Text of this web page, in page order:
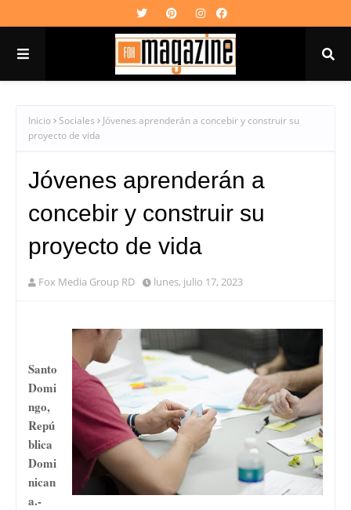
Inicio Sociales
Jóvenes aprenderán a concebir y construir su
proyecto de vida
Jóvenes aprenderán a
concebir y construir su
proyecto de vida
Fox Media Group RD lunes, julio 17, 2023
Santo
Domi
ngo,
Repú
blica
Domi
nican
a.-